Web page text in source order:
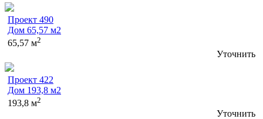
Проект 490
Дом 65,57 м2
65,57 м2
Уточнить
Проект 422
Дом 193,8 м2
193,8 м2
Уточнить